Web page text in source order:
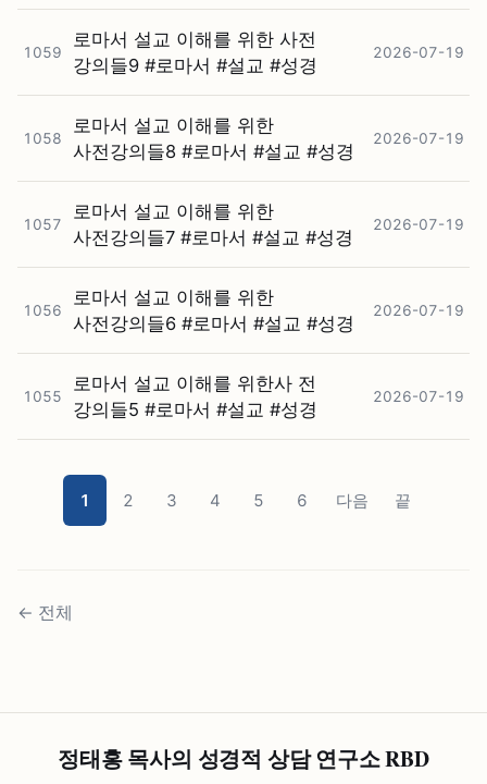
1059
로마서 설교 이해를 위한 사전
강의들9 #⁠로마서 #⁠설교 #⁠성경
2026-07-19
1058
로마서 설교 이해를 위한
사전강의들8 #⁠로마서 #⁠설교 #⁠성경
2026-07-19
1057
로마서 설교 이해를 위한
사전강의들7 #⁠로마서 #⁠설교 #⁠성경
2026-07-19
1056
로마서 설교 이해를 위한
사전강의들6 #⁠로마서 #⁠설교 #⁠성경
2026-07-19
1055
로마서 설교 이해를 위한사 전
강의들5 #⁠로마서 #⁠설교 #⁠성경
2026-07-19
1 2 3 4 5 6 다음 끝
← 전체
정태홍 목사의 성경적 상담 연구소 RBD